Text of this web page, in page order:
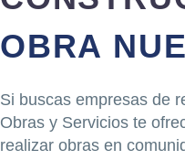
OBRA
Si buscas empresas de
Obras y Servicios te
realizar obras en